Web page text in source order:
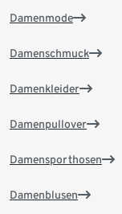
Damenmode
Damenschmuck
Damenkleider
Damenpullover
Damensporthosen
Damenblusen